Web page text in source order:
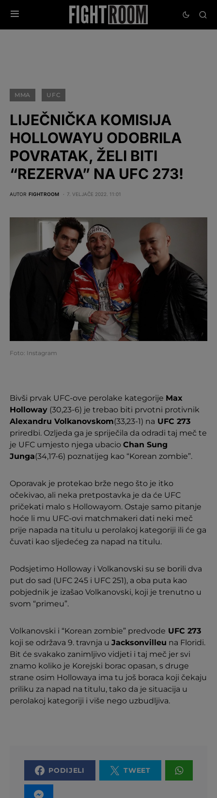
MMA UFC
LIJEČNIČKA KOMISIJA
HOLLOWAYU ODOBRILA
POVRATAK, ŽELI BITI
“REZERVA” NA UFC 273!
AUTOR FIGHTROOM 7. VELJAČE 2022. 11:01
Foto: Instagram
Bivši prvak UFC-ove perolake kategorije Max
Holloway (30,23-6) je trebao biti prvotni protivnik
Alexandru Volkanovskom(33,23-1) na UFC 273
priredbi. Ozljeda ga je spriječila da odradi taj meč te
je UFC umjesto njega ubacio Chan Sung
Junga(34,17-6) poznatijeg kao “Korean zombie”.
Oporavak je protekao brže nego što je itko
očekivao, ali neka pretpostavka je da će UFC
pričekati malo s Hollowayom. Ostaje samo pitanje
hoće li mu UFC-ovi matchmakeri dati neki meč
prije napada na titulu u perolakoj kategoriji ili će ga
čuvati kao sljedećeg za napad na titulu.
Podsjetimo Holloway i Volkanovski su se borili dva
put do sad (UFC 245 i UFC 251), a oba puta kao
pobjednik je izašao Volkanovski, koji je trenutno u
svom “primeu”.
Volkanovski i “Korean zombie” predvode UFC 273
koji se održava 9. travnja u Jacksonvilleu na Floridi.
Bit će svakako zanimljivo vidjeti i taj meč jer svi
znamo koliko je Korejski borac opasan, s druge
strane osim Hollowaya ima tu još boraca koji čekaju
priliku za napad na titulu, tako da je situacija u
perolakoj kategoriji i više nego uzbudljiva.
PODIJELI TWEET